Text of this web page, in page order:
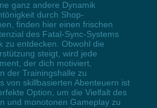
ganz andere Dynamik
durch Shop-
finden hier einen frischen
des Fatal-Sync-Systems
zu entdecken. Obwohl die
steigt, wird jede
der dich motiviert,
der Trainingshalle zu
von skillbasierten Abenteuern ist
Option, um die Vielfalt des
und monotonen Gameplay zu